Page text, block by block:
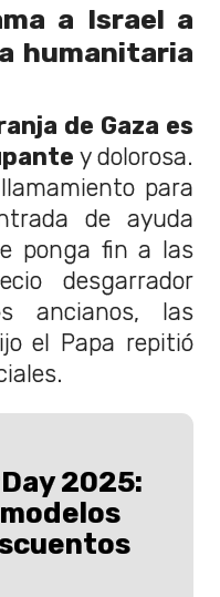
a Israel a
humanitaria
de Gaza es
y dolorosa.
para
de ayuda
ponga fin a las
desgarrador
ancianos, las
el Papa repitió
2025: